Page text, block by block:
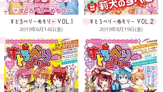
すとろべりーめもりー VOL.1
2019年6月14日(金)
すとろべりーめもりー VOL.2
2019年8月19日(金)